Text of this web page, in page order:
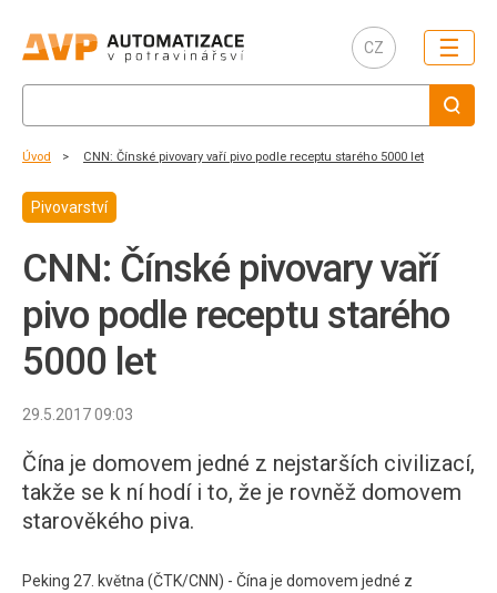
CZ ☰
Úvod CNN: Čínské pivovary vaří pivo podle receptu starého 5000 let
Pivovarství
CNN: Čínské pivovary vaří
pivo podle receptu starého
5000 let
29.5.2017 09:03
Čína je domovem jedné z nejstarších civilizací,
takže se k ní hodí i to, že je rovněž domovem
starověkého piva.
Peking 27. května (ČTK/CNN) - Čína je domovem jedné z